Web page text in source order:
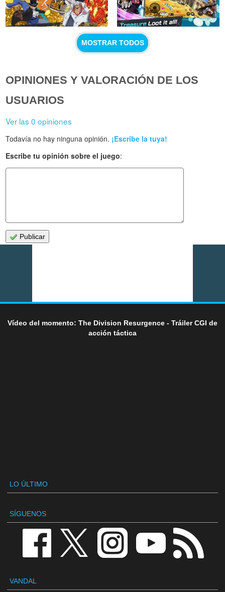
MOSTRAR TODOS
OPINIONES Y VALORACIÓN DE LOS
USUARIOS
Ver las 0 opiniones
Todavía no hay ninguna opinión. ¡Escribe la tuya!
Escribe tu opinión sobre el juego:
Publicar
Vídeo del momento: The Division Resurgence - Tráiler CGI de
acción táctica
LO ÚLTIMO
SÍGUENOS
VANDAL